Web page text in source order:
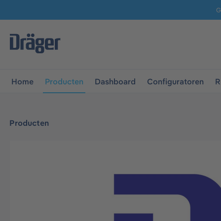
Ga naar navigatie B2B-platform
Home Producten Dashboard Configuratoren
Producten